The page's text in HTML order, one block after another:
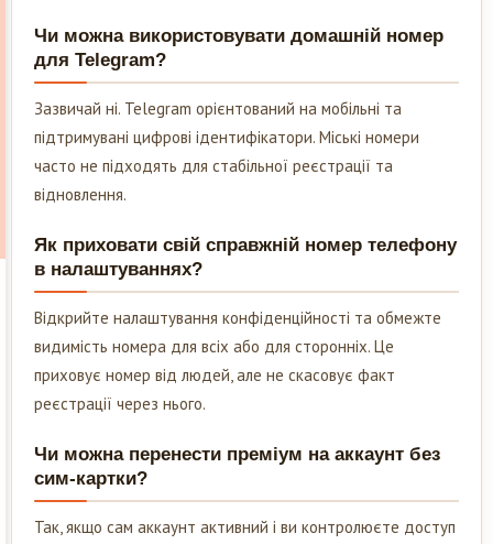
Чи можна використовувати домашній номер
для Telegram?
Зазвичай ні. Telegram орієнтований на мобільні та
підтримувані цифрові ідентифікатори. Міські номери
часто не підходять для стабільної реєстрації та
відновлення.
Як приховати свій справжній номер телефону
в налаштуваннях?
Відкрийте налаштування конфіденційності та обмежте
видимість номера для всіх або для сторонніх. Це
приховує номер від людей, але не скасовує факт
реєстрації через нього.
Чи можна перенести преміум на аккаунт без
сим-картки?
Так, якщо сам аккаунт активний і ви контролюєте доступ